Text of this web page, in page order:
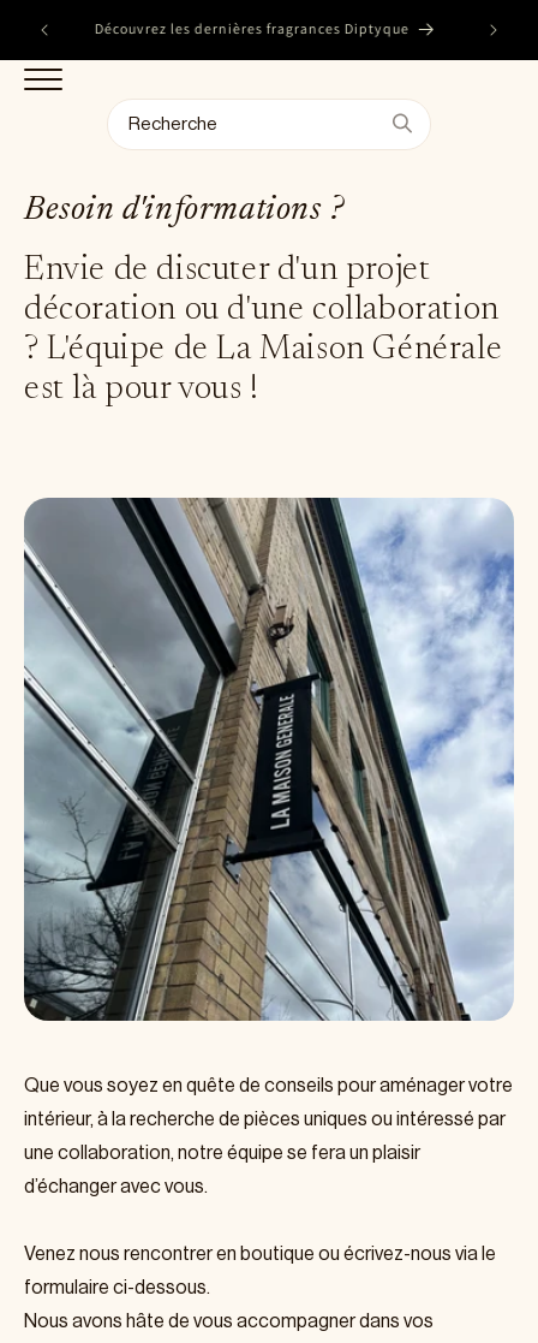
passer
contenu
Découvrez les dernières fragrances Diptyque
Besoin d'informations ?
Envie de discuter d'un projet
décoration ou d'une collaboration
? L'équipe de La Maison Générale
est là pour vous !
Que vous soyez en quête de conseils pour aménager votre
intérieur, à la recherche de pièces uniques ou intéressé par
une collaboration, notre équipe se fera un plaisir
d’échanger avec vous.
Venez nous rencontrer en boutique ou écrivez-nous via le
formulaire ci-dessous.
Nous avons hâte de vous accompagner dans vos